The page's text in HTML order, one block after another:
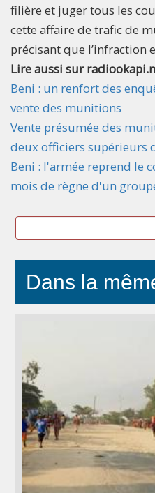
filière et juger tous les
cette affaire de trafic de
précisant que l’infraction
Lire aussi sur
Beni : un renfort des
vente des munitions
Vente présumée des
deux officiers supérieurs
Beni : l'armée reprend le
mois de règne d'un
Dans la